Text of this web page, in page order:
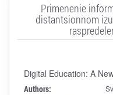
Primenenie
distantsionnom
Digital Education: A
Authors: